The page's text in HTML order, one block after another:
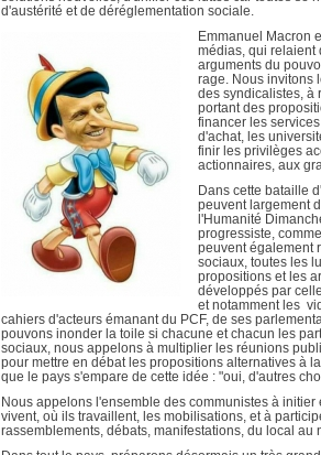
d'austérité et de déréglementation sociale.
Emmanuel Macron
médias, qui relaient
arguments du
rage. Nous invitons
des syndicalistes, à
portant des
financer les
d'achat, les
finir les privilèges
actionnaires, aux
Dans cette bataille
peuvent largement
l'Humanité
progressiste,
peuvent également
sociaux, toutes les
propositions et les
développés par
et notamment les
cahiers d'acteurs émanant du PCF, de ses
pouvons inonder la toile si chacune et chacun les
sociaux, nous appelons à multiplier les réunions
pour mettre en débat les propositions alternatives à
que le pays s'empare de cette idée : "oui, d'autres
Nous appelons l'ensemble des communistes à initier
vivent, où ils travaillent, les mobilisations, et à
rassemblements, débats, manifestations, du local au